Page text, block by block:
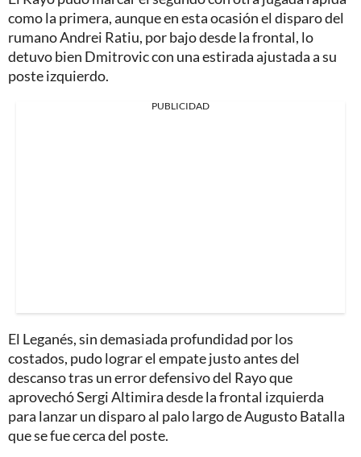
como la primera, aunque en esta ocasión el disparo del
rumano Andrei Ratiu, por bajo desde la frontal, lo
detuvo bien Dmitrovic con una estirada ajustada a su
poste izquierdo.
PUBLICIDAD
El Leganés, sin demasiada profundidad por los
costados, pudo lograr el empate justo antes del
descanso tras un error defensivo del Rayo que
aprovechó Sergi Altimira desde la frontal izquierda
para lanzar un disparo al palo largo de Augusto Batalla
que se fue cerca del poste.